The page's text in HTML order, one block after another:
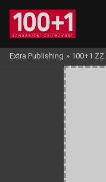
Extra Publishing » 100+1 ZZ